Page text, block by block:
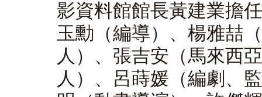
影資料館館長黃建業擔
玉勳（編導）、楊雅喆
人）、張吉安（馬來西
人）、呂蒔媛（編劇、